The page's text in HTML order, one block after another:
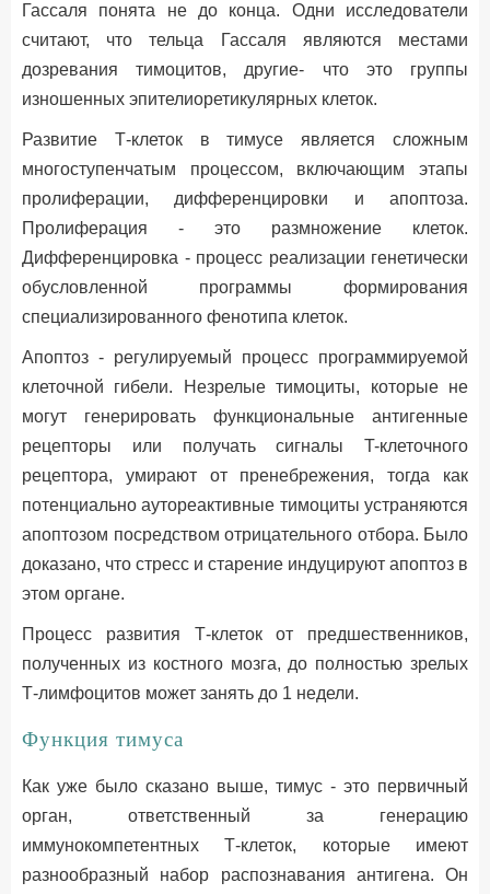
Гассаля понята не до конца. Одни исследователи
считают, что тельца Гассаля являются местами
дозревания тимоцитов, другие- что это группы
изношенных эпителиоретикулярных клеток.
Развитие Т-клеток в тимусе является сложным
многоступенчатым процессом, включающим этапы
пролиферации, дифференцировки и апоптоза.
Пролиферация - это размножение клеток.
Дифференцировка - процесс реализации генетически
обусловленной программы формирования
специализированного фенотипа клеток.
Апоптоз - регулируемый процесс программируемой
клеточной гибели. Незрелые тимоциты, которые не
могут генерировать функциональные антигенные
рецепторы или получать сигналы T-клеточного
рецептора, умирают от пренебрежения, тогда как
потенциально аутореактивные тимоциты устраняются
апоптозом посредством отрицательного отбора. Было
доказано, что стресс и старение индуцируют апоптоз в
этом органе.
Процесс развития Т-клеток от предшественников,
полученных из костного мозга, до полностью зрелых
Т-лимфоцитов может занять до 1 недели.
Функция тимуса
Как уже было сказано выше, тимус - это первичный
орган, ответственный за генерацию
иммунокомпетентных Т-клеток, которые имеют
разнообразный набор распознавания антигена. Он